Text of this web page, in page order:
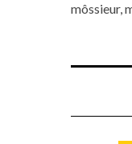
môssieur,